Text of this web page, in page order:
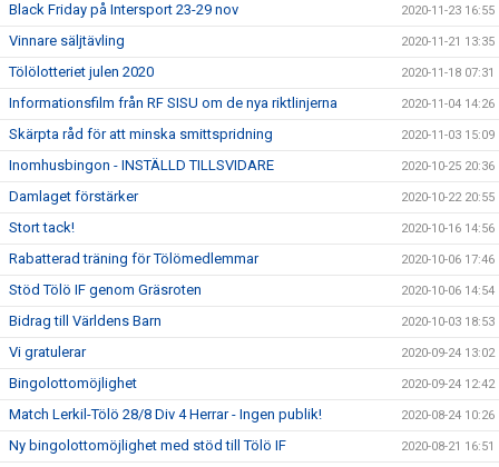
Black Friday på Intersport 23-29 nov 2020-11-23 16:55
Vinnare säljtävling 2020-11-21 13:35
Tölölotteriet julen 2020 2020-11-18 07:31
Informationsfilm från RF SISU om de nya riktlinjerna 2020-11-04 14:26
Skärpta råd för att minska smittspridning 2020-11-03 15:09
Inomhusbingon - INSTÄLLD TILLSVIDARE 2020-10-25 20:36
Damlaget förstärker 2020-10-22 20:55
Stort tack! 2020-10-16 14:56
Rabatterad träning för Tölömedlemmar 2020-10-06 17:46
Stöd Tölö IF genom Gräsroten 2020-10-06 14:54
Bidrag till Världens Barn 2020-10-03 18:53
Vi gratulerar 2020-09-24 13:02
Bingolottomöjlighet 2020-09-24 12:42
Match Lerkil-Tölö 28/8 Div 4 Herrar - Ingen publik! 2020-08-24 10:26
Ny bingolottomöjlighet med stöd till Tölö IF 2020-08-21 16:51